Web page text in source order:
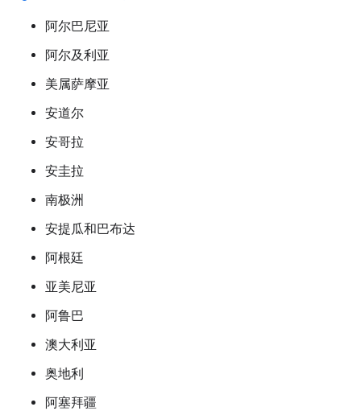
阿尔巴尼亚
阿尔及利亚
美属萨摩亚
安道尔
安哥拉
安圭拉
南极洲
安提瓜和巴布达
阿根廷
亚美尼亚
阿鲁巴
澳大利亚
奥地利
阿塞拜疆